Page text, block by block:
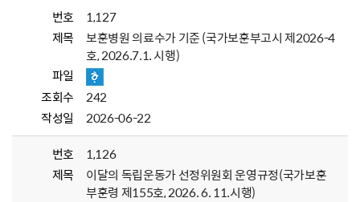
번호
1,127
제목
보훈병원 의료수가 기준 (국가보훈부고시 제2026-4
호, 2026.7.1. 시행)
파일
조회수
242
작성일
2026-06-22
번호
1,126
제목
이달의 독립운동가 선정위원회 운영규정(국가보훈
부훈령 제155호, 2026. 6. 11.시행)